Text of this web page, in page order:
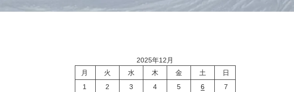
2025年12月
月
火 水 木 金 土
日
1
2 3 4 5 6
7